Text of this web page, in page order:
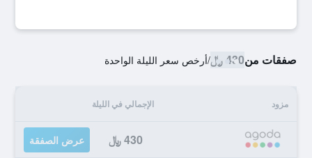
صفقات من430 ﷼ /أرخص سعر الليلة الواحدة
مزود الإجمالي في الليلة
430 ﷼ عرض الصفقة